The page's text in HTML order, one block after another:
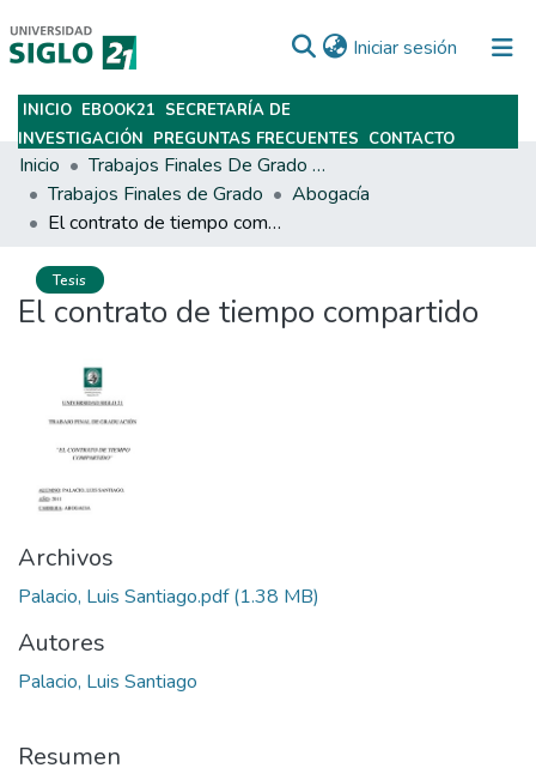
Iniciar sesión (current)
Subir
INICIO EBOOK21 SECRETARÍA DE
INVESTIGACIÓN PREGUNTAS FRECUENTES CONTACTO
Inicio
Trabajos Finales De Grado Y Posgrado
Trabajos Finales de Grado
Abogacía
El contrato de tiempo compartido
Tesis
El contrato de tiempo compartido
Archivos
Palacio, Luis Santiago.pdf(1.38 MB)
Autores
Palacio, Luis Santiago
Resumen